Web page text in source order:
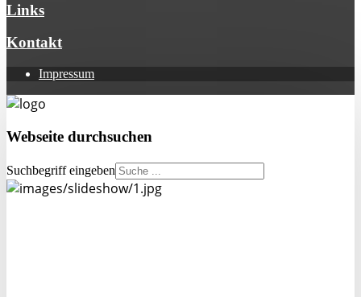
Links
Kontakt
Impressum
Webseite durchsuchen
Suchbegriff eingeben